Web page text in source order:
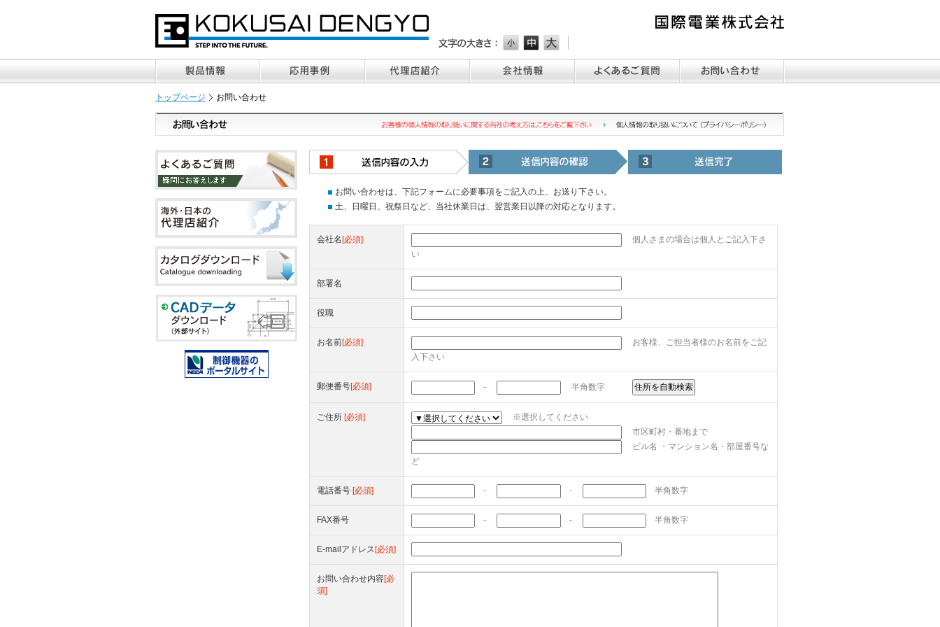
トップページ お問い合わせ
お問い合わせは、下記フォームに必要事項をご記入の上、お送り下さい。
土、日曜日、祝祭日など、当社休業日は、翌営業日以降の対応となります。
会社名 [必須]
個人さまの場合は個人とご記入下さ
い
部署名
役職
お名前[必須]
お客様、ご担当者様のお名前をご記
入下さい
郵便番号[必須] - 半角数字
ご住所 [必須]
※選択してください
市区町村・番地まで
ビル名 ・マンション名・部屋番号な
ど
電話番号 [必須] - - 半角数字
FAX番号 - - 半角数字
E-mailアドレス [必須]
お問い合わせ内容[必
須]